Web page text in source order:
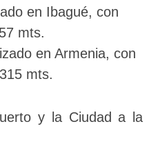
en Ibagué, con
mts.
en Armenia, con
mts.
y la Ciudad a la